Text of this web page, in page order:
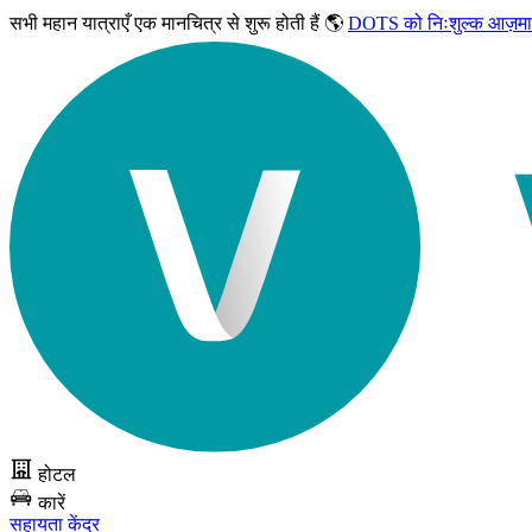
सभी महान यात्राएँएक मानचित्र से शुरू होती हैं 🌎 DOTS को निःशुल्क
होटल
कारें
सहायता केंद्र